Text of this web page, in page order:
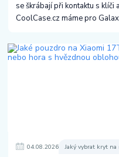
se škrábají při kontaktu s klíči
CoolCase.cz máme pro
04.08.2026 Jaký vybrat kryt